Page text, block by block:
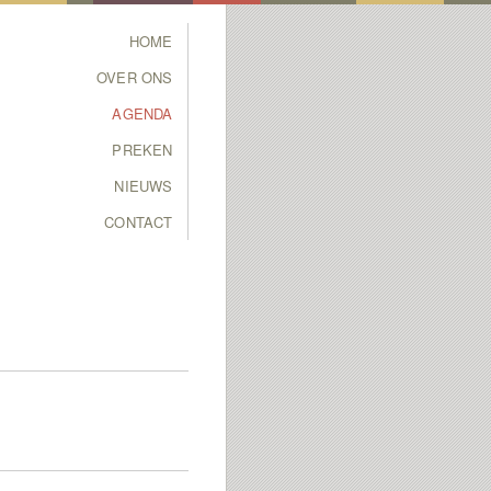
SKIP TO PRIMARY
CONTENT
SKIP TO SECONDARY
CONTENT
HOME
OVER ONS
AGENDA
PREKEN
NIEUWS
CONTACT